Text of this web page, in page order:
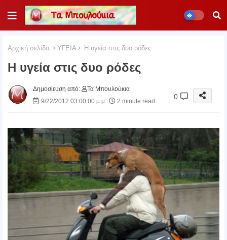
Αρχική σελίδα ΥΓΕΙΑ Η υγεία στις δυο ρόδες
Η υγεία στις δυο ρόδες
Δημοσίευση από:
Τα Μπουλούκια
9/22/2012 03:00:00 μ.μ.
2 minute read
0